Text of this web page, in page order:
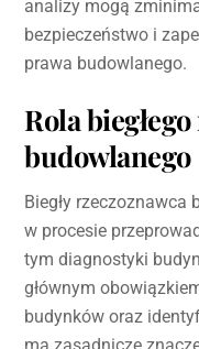
analizy mogą
bezpieczeństwo i
prawa budowlanego.
Rola
budowlanego
Biegły
w procesie
tym diagnostyki
głównym
budynków oraz